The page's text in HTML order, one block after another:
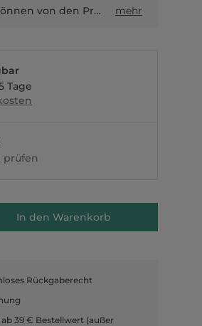
Online-Preise können von den Preisen in Filialen sowie Shop-in-Shop-Flächen abweichen. mehr
Tage
prüfen
In den Warenkorb
Rückgaberecht
ab 39 € Bestellwert (außer